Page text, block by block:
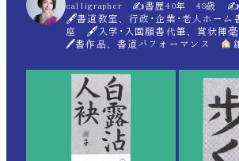
calligrapher ✍書歴40年 48歳 ✍
🖋書道教室、行政･企業･老人ホーム
座 🖋入学･入園願書代筆、賞状揮毫
🖊書作品、書道パフォーマンス